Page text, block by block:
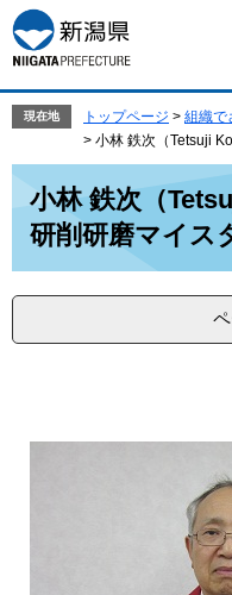
ー
ジ
の
で
ニ
ュ
ー
ば
現在地 トップページ > 組織で
> 小林 鉄次（Tetsuji
小林 鉄次（
研削研磨マイス